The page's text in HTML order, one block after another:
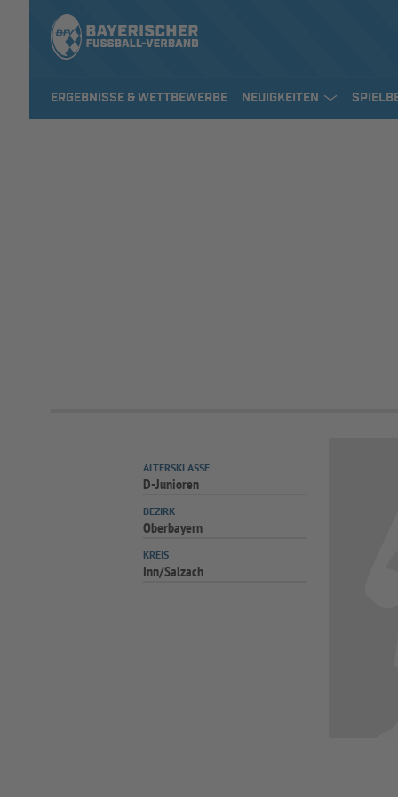
ERGEBNISSE & WETTBEWERBE NEUIGKEITEN
ALTERSKLASSE
D-Junioren
BEZIRK
Oberbayern
KREIS
Inn/Salzach